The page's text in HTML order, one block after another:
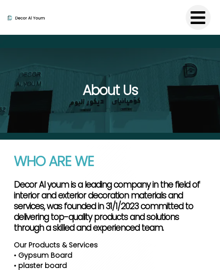
About Us
WHO ARE WE
Decor Al youm is a leading company in the field of
interior and exterior decoration materials and
services, was founded in 31/1/2023 committed to
delivering top-quality products and solutions
through a skilled and experienced team.
Our Products & Services
• Gypsum Board
• plaster board